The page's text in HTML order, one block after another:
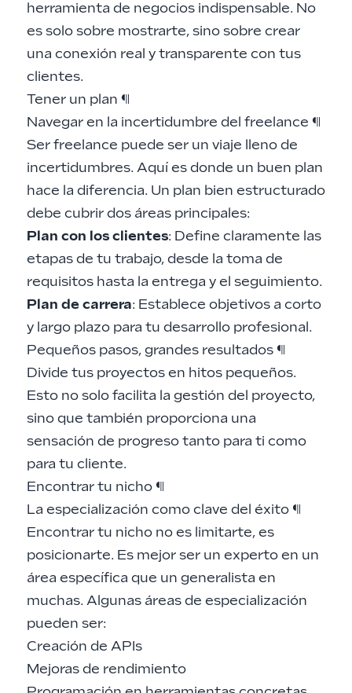
herramienta de negocios indispensable. No
es solo sobre mostrarte, sino sobre crear
una conexión real y transparente con tus
clientes.
Tener un plan ¶
Navegar en la incertidumbre del freelance ¶
Ser freelance puede ser un viaje lleno de
incertidumbres. Aquí es donde un buen plan
hace la diferencia. Un plan bien estructurado
debe cubrir dos áreas principales:
Plan con los clientes: Define claramente las
etapas de tu trabajo, desde la toma de
requisitos hasta la entrega y el seguimiento.
Plan de carrera: Establece objetivos a corto
y largo plazo para tu desarrollo profesional.
Pequeños pasos, grandes resultados ¶
Divide tus proyectos en hitos pequeños.
Esto no solo facilita la gestión del proyecto,
sino que también proporciona una
sensación de progreso tanto para ti como
para tu cliente.
Encontrar tu nicho ¶
La especialización como clave del éxito ¶
Encontrar tu nicho no es limitarte, es
posicionarte. Es mejor ser un experto en un
área específica que un generalista en
muchas. Algunas áreas de especialización
pueden ser:
Creación de APIs
Mejoras de rendimiento